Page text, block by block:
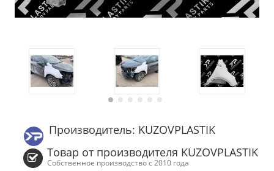
Производитель: KUZOVPLASTIK
Товар от производителя KUZOVPLASTIK
Собственное производство с 2010 года